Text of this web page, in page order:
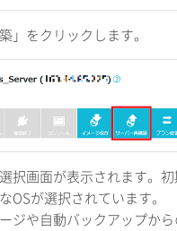
」をクリックします。
択画面が表示されます。
OSが選択されています。
ジや自動バックアップか